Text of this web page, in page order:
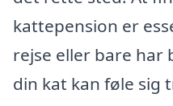
kattepension er
rejse eller bare
din kat kan føle sig